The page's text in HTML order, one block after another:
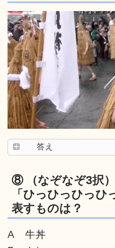
答え
⑧ （なぞなぞ3択）
「ひっひっひっ
表すものは？
A 牛丼